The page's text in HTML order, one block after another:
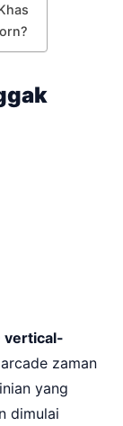
vertical-
zaman
yang
dimulai